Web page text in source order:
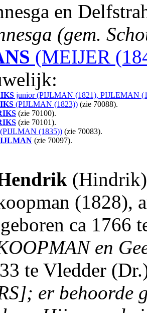
en
(gem.
(MEIJER
junior (PIJLMAN (1821), PIJLEMAN
(PIJLMAN (1823)) (zie 70088).
(zie 70100).
(zie 70101).
(PIJLMAN (1835)) (zie 70083).
(zie 70097).
(1828),
ca 1766
en
te Vledder
er behoorde